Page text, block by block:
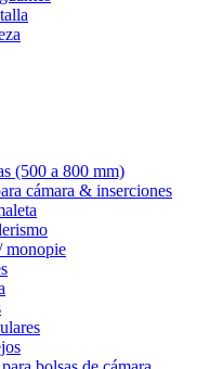
(500 a 800 mm)
cámara & inserciones
monopie